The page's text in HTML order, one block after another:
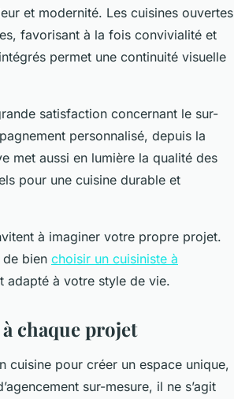
et modernité. Les cuisines ouvertes
favorisant à la fois convivialité et
permet une continuité visuelle
satisfaction concernant le sur-
personnalisé, depuis la
met aussi en lumière la qualité des
pour une cuisine durable et
à imaginer votre propre projet.
bien choisir un cuisiniste à
adapté à votre style de vie.
chaque projet
cuisine pour créer un espace unique,
sur-mesure, il ne s’agit